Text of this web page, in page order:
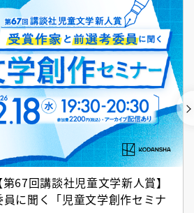
67回講談社児童文学新人賞】
に聞く「児童文学創作セミナ